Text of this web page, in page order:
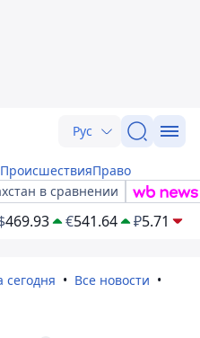
Рус
ПроисшествияПраво
в сравнении
469.93 €541.64 ₽5.71
сегодня
Все новости